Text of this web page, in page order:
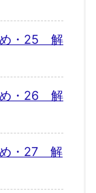
め・25 解
め・26 解
め・27 解